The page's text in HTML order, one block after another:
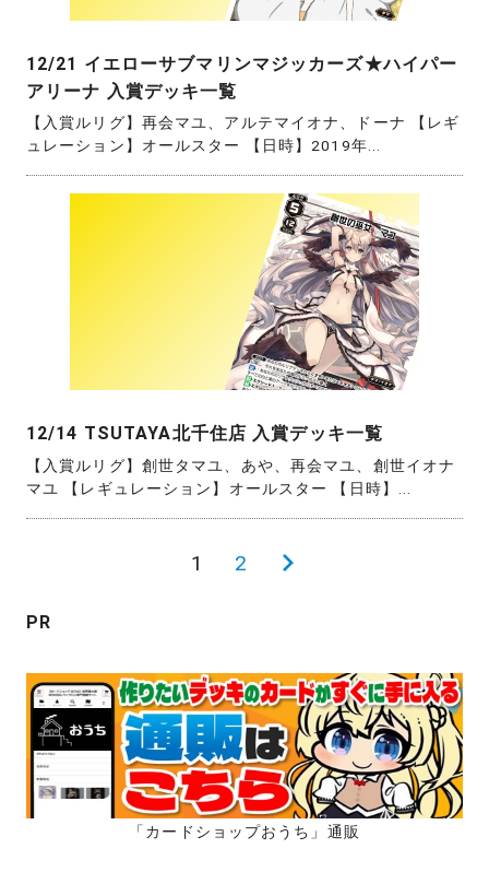
12/21 イエローサブマリンマジッカーズ★ハイパー
アリーナ 入賞デッキ一覧
【入賞ルリグ】再会マユ、アルテマイオナ、ドーナ 【レギ
ュレーション】オールスター 【日時】2019年...
12/14 TSUTAYA北千住店 入賞デッキ一覧
【入賞ルリグ】創世タマユ、あや、再会マユ、創世イオナ
マユ 【レギュレーション】オールスター 【日時】...
の
ペ
ー
ジ
送
り
1 2
次
ー
ジ
PR
「カードショップおうち」通販